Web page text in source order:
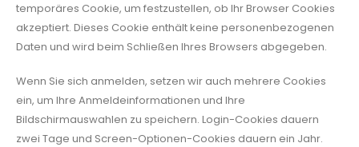
temporäres Cookie, um festzustellen, ob Ihr Browser Cookies
akzeptiert. Dieses Cookie enthält keine personenbezogenen
Daten und wird beim Schließen Ihres Browsers abgegeben.
Wenn Sie sich anmelden, setzen wir auch mehrere Cookies
ein, um Ihre Anmeldeinformationen und Ihre
Bildschirmauswahlen zu speichern. Login-Cookies dauern
zwei Tage und Screen-Optionen-Cookies dauern ein Jahr.